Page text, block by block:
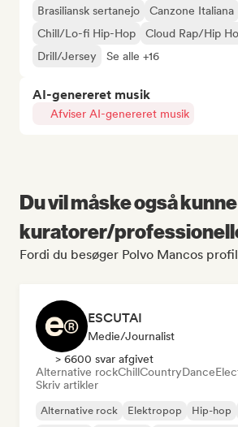
Brasiliansk sertanejo
Canzone Italiana
Chill/Lo-fi Hip-Hop
Cloud Rap/Hip
Drill/Jersey
Se alle +16
AI-genereret musik
Afviser AI-genereret musik
Du vil måske også
kuratorer/
Fordi du besøger Polvo Mancos profil
ESCUTAI
Medie/journalist
> 6600 svar afgivet
Alternative rockChillCountryDance
Skriv artikler
Alternative rock Elektropop Hip-hop